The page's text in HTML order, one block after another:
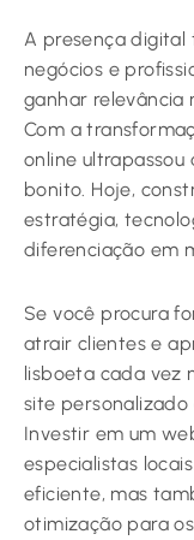
A presença digital
negócios e
ganhar relevância
Com a
online
bonito. Hoje,
estratégia,
diferenciação em
Se você procura
atrair clientes e
lisboeta cada vez
site personalizado
Investir em um
especialistas
eficiente, mas
otimização para